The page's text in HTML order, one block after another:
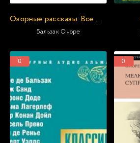
Озорные рассказы. Все три десятка
Бальзак Оноре
0 0